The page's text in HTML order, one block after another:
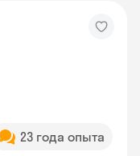
23 года опыта